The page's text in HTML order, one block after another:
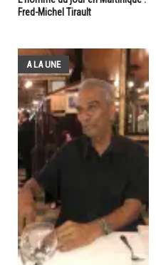
Fred-Michel Tirault
A LA UNE